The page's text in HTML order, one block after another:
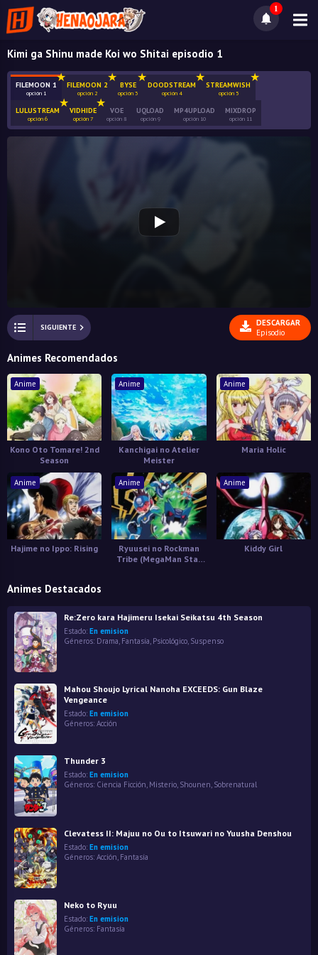
1
Kimi ga Shinu made Koi wo Shitai episodio 1
FILEMOON 1
opción 1
FILEMOON 2
opción 2
BYSE
opción 3
DOODSTREAM
opción 4
STREAMWISH
opción 5
LULUSTREAM
opción 6
VIDHIDE
opción 7
VOE
opción 8
UQLOAD
opción 9
MP4UPLOAD
opción 10
MIXDROP
opción 11
SIGUIENTE
DESCARGAR
Episodio
Animes Recomendados
Anime
Kono Oto Tomare! 2nd
Season
Anime
Kanchigai no Atelier
Meister
Anime
Maria Holic
Anime
Hajime no Ippo: Rising
Anime
Ryuusei no Rockman
Tribe (MegaMan Star
Anime
Kiddy Girl
Animes Destacados
Re:Zero kara Hajimeru Isekai Seikatsu 4th Season
Estado: En emision
Géneros: Drama Fantasía Psicológico Suspenso
Mahou Shoujo Lyrical Nanoha EXCEEDS: Gun Blaze
Vengeance
Estado: En emision
Géneros: Acción
Thunder 3
Estado: En emision
Géneros: Ciencia Ficción, Misterio, Shounen, Sobrenatural
Clevatess II: Majuu no Ou to Itsuwari no Yuusha Denshou
Estado: En emision
Géneros: Acción Fantasía
Neko to Ryuu
Estado: En emision
Géneros: Fantasía